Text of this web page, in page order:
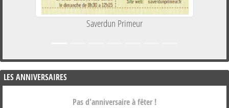
Saverdun Primeur
LES ANNIVERSAIRES
Pas d'anniversaire à fêter !